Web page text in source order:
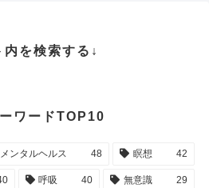
内を検索する↓
ワードTOP10
メンタルヘルス 48 瞑想 42
呼吸 40 無意識 29